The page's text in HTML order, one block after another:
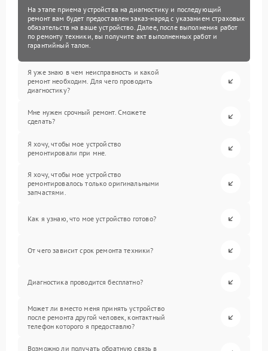
На этапе приема устройства на диагностику и последующий
ремонт вам будет предоставлен заказ-наряд с указанием страховых
обязательств на ваше устройство. Далее, после выполнения работ
по ремонту техники, вы получите акт выполненных работ и
гарантийный талон.
Я уже знаю в чем неисправность и какой
ремонт необходим. Для чего проводить
диагностику?
Мне нужен срочный ремонт. Сможете
сделать?
Я хочу, чтобы мое устройство
ремонтировали при мне.
Я хочу, чтобы мое устройство
ремонтировалось только оригинальными
запчастями.
Как я узнаю, что мое устройство готово?
От чего зависит срок ремонта техники?
Диагностика проводится бесплатно?
Может ли вместо меня принять устройство
после ремонта другой человек, контактный
телефон которого я предоставлю?
Возможно ли получать обратную связь в